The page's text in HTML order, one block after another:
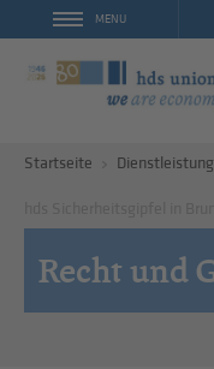
MENU
Startseite
Recht und